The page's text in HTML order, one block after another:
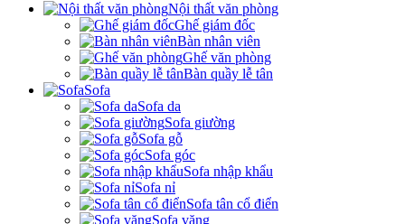
Nội thất văn phòng
Ghế giám đốc
Bàn nhân viên
Ghế văn phòng
Bàn quầy lễ tân
Sofa
Sofa da
Sofa giường
Sofa gỗ
Sofa góc
Sofa nhập khẩu
Sofa nỉ
Sofa tân cổ điển
Sofa văng